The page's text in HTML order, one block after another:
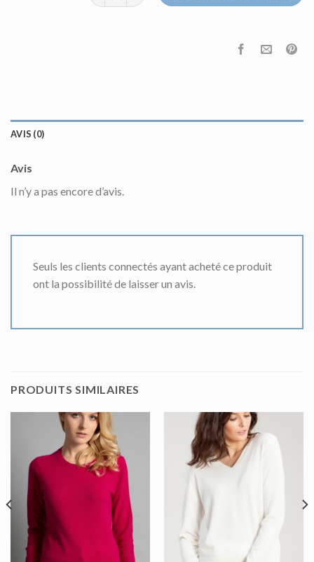
AVIS (0)
Avis
Il n’y a pas encore d’avis.
Seuls les clients connectés ayant acheté ce produit
ont la possibilité de laisser un avis.
PRODUITS SIMILAIRES